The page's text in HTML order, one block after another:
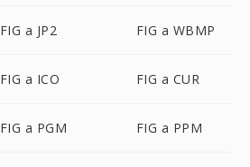
FIG a JP2 FIG a WBMP
FIG a ICO FIG a CUR
FIG a PGM FIG a PPM